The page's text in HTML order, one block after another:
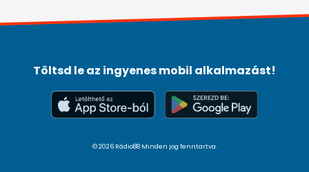
Töltsd le az ingyenes mobil alkalmazást!
© 2026 Rádio88 Minden jog fenntartva.